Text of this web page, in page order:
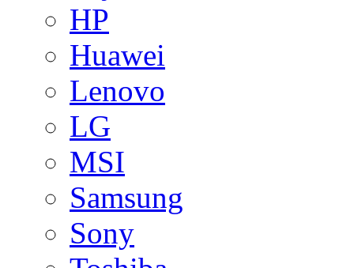
HP
Huawei
Lenovo
LG
MSI
Samsung
Sony